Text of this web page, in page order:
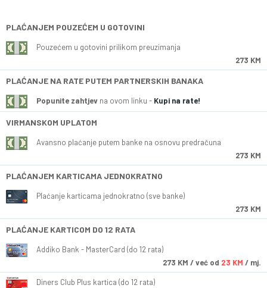
PLAĆANJEM POUZEĆEM U GOTOVINI
Pouzećem u gotovini prilikom preuzimanja
273 KM
PLAĆANJE NA RATE PUTEM PARTNERSKIH BANAKA
Popunite zahtjev na ovom linku - Kupi na rate!
VIRMANSKOM UPLATOM
Avansno plaćanje putem banke na osnovu predračuna
273 KM
PLAĆANJEM KARTICAMA JEDNOKRATNO
Plaćanje karticama jednokratno (sve banke)
273 KM
PLAĆANJE KARTICOM DO 12 RATA
Addiko Bank - MasterCard (do 12 rata)
273 KM / već od 23 KM / mj.
Diners Club Plus kartica (do 12 rata)